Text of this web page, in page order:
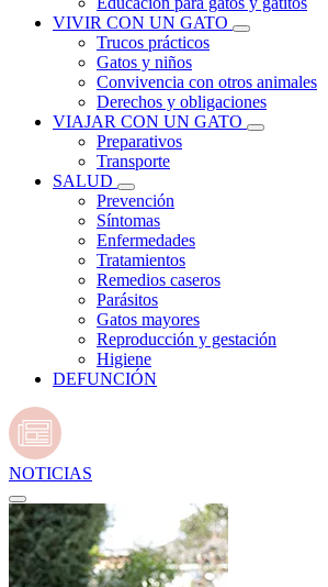
VIVIR CON UN GATO
Trucos prácticos
Gatos y niños
Convivencia con otros animales
Derechos y obligaciones
VIAJAR CON UN GATO
Preparativos
Transporte
SALUD
Prevención
Síntomas
Enfermedades
Tratamientos
Remedios caseros
Parásitos
Gatos mayores
Reproducción y gestación
Higiene
DEFUNCIÓN
NOTICIAS